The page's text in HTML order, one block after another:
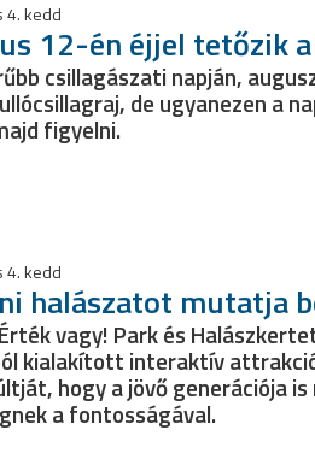
4. kedd
12-én éjjel tetőzik
csillagászati napján,
de ugyanezen a
figyelni.
4. kedd
halászatot mutatja
vagy! Park és
kialakított interaktív
hogy a jövő generációja
a fontosságával.